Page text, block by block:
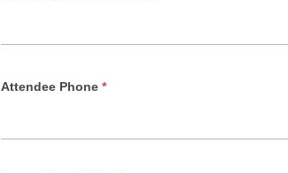
Attendee Phone *